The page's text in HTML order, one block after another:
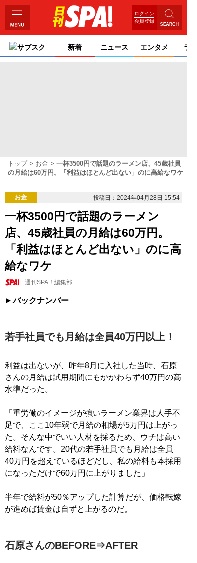
ログイン
会員登録
サブスク 新着 ニュース エンタメ ライ
トップ お金
一杯3500円で話題のラーメン店、45歳社員
の月給は60万円。「利益はほとんど出ない」のに高給なワケ
お金 投稿日：2024年04月28日 15:54
一杯3500円で話題のラーメン
店、45歳社員の月給は60万円。
「利益はほとんど出ない」のに高
給なワケ
週刊SPA！編集部
バックナンバー
若手社員でも月給は全員40万円以上！
利益は出ないが、昨年8月に入社した当時、石原
さんの月給は試用期間にもかかわらず40万円の高
水準だった。
「重労働のイメージが強いラーメン業界は人手不
足で、ここ10年弱で月給の相場が5万円は上がっ
た。そんな中でいい人材を採るため、ウチは高い
給料なんです。20代の若手社員でも月給は全員
40万円を超えているほどだし、私の給料も本採用
になっただけで60万円に上がりました」
半年で給料が50％アップした計算だが、価格転嫁
が進めば賃金は自ずと上がるのだ。
石原さんのBEFORE⇒AFTER